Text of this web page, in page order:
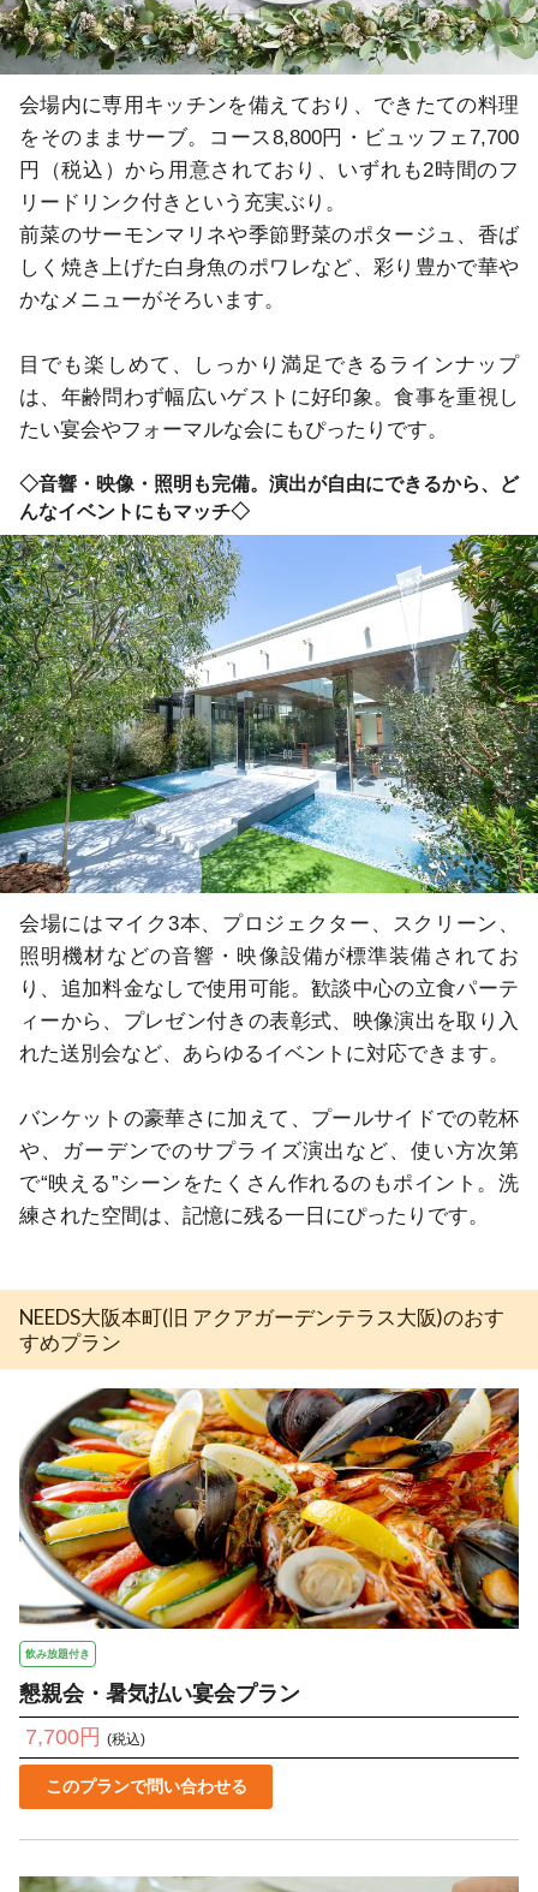
会場内に専用キッチンを備えており、できたての料理
をそのままサーブ。コース8,800円・ビュッフェ7,700
円（税込）から用意されており、いずれも2時間のフ
リードリンク付きという充実ぶり。
前菜のサーモンマリネや季節野菜のポタージュ、香ば
しく焼き上げた白身魚のポワレなど、彩り豊かで華や
かなメニューがそろいます。
目でも楽しめて、しっかり満足できるラインナップ
は、年齢問わず幅広いゲストに好印象。食事を重視し
たい宴会やフォーマルな会にもぴったりです。
◇音響・映像・照明も完備。演出が自由にできるから、ど
んなイベントにもマッチ◇
会場にはマイク3本、プロジェクター、スクリーン、
照明機材などの音響・映像設備が標準装備されてお
り、追加料金なしで使用可能。歓談中心の立食パーテ
ィーから、プレゼン付きの表彰式、映像演出を取り入
れた送別会など、あらゆるイベントに対応できます。
バンケットの豪華さに加えて、プールサイドでの乾杯
や、ガーデンでのサプライズ演出など、使い方次第
で“映える”シーンをたくさん作れるのもポイント。洗
練された空間は、記憶に残る一日にぴったりです。
NEEDS大阪本町(旧 アクアガーデンテラス大阪)のおす
すめプラン
飲み放題付き
懇親会・暑気払い宴会プラン
7,700円 (税込)
このプランで問い合わせる